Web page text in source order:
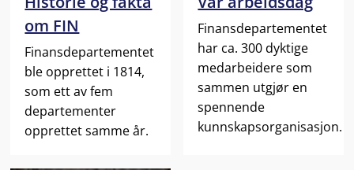
om FIN
Finansdepartementet
ble opprettet i 1814,
som ett av fem
departementer
opprettet samme år.
Finansdepartementet
har ca. 300 dyktige
medarbeidere som
sammen utgjør en
spennende
kunnskapsorganisasjon.